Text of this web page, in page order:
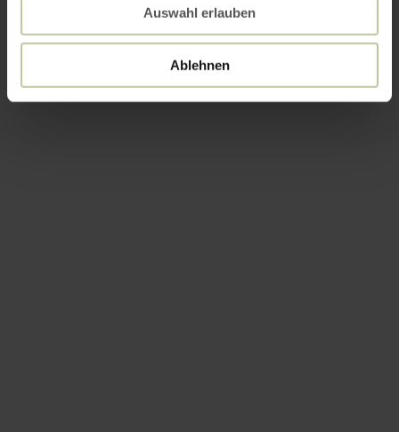
Auswahl erlauben
Ablehnen